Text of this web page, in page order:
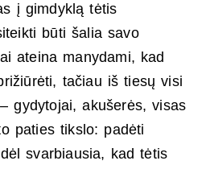
į gimdyklą tėtis
būti šalia savo
ateina manydami, kad
tačiau iš tiesų visi
gydytojai, akušerės, visas
paties tikslo: padėti
svarbiausia, kad tėtis